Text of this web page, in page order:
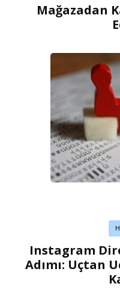
Mağazadan
Instagram
Adımı: Uçtan